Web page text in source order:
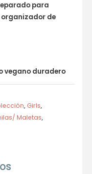
para
de
vegano duradero
, Girls,
Maletas,